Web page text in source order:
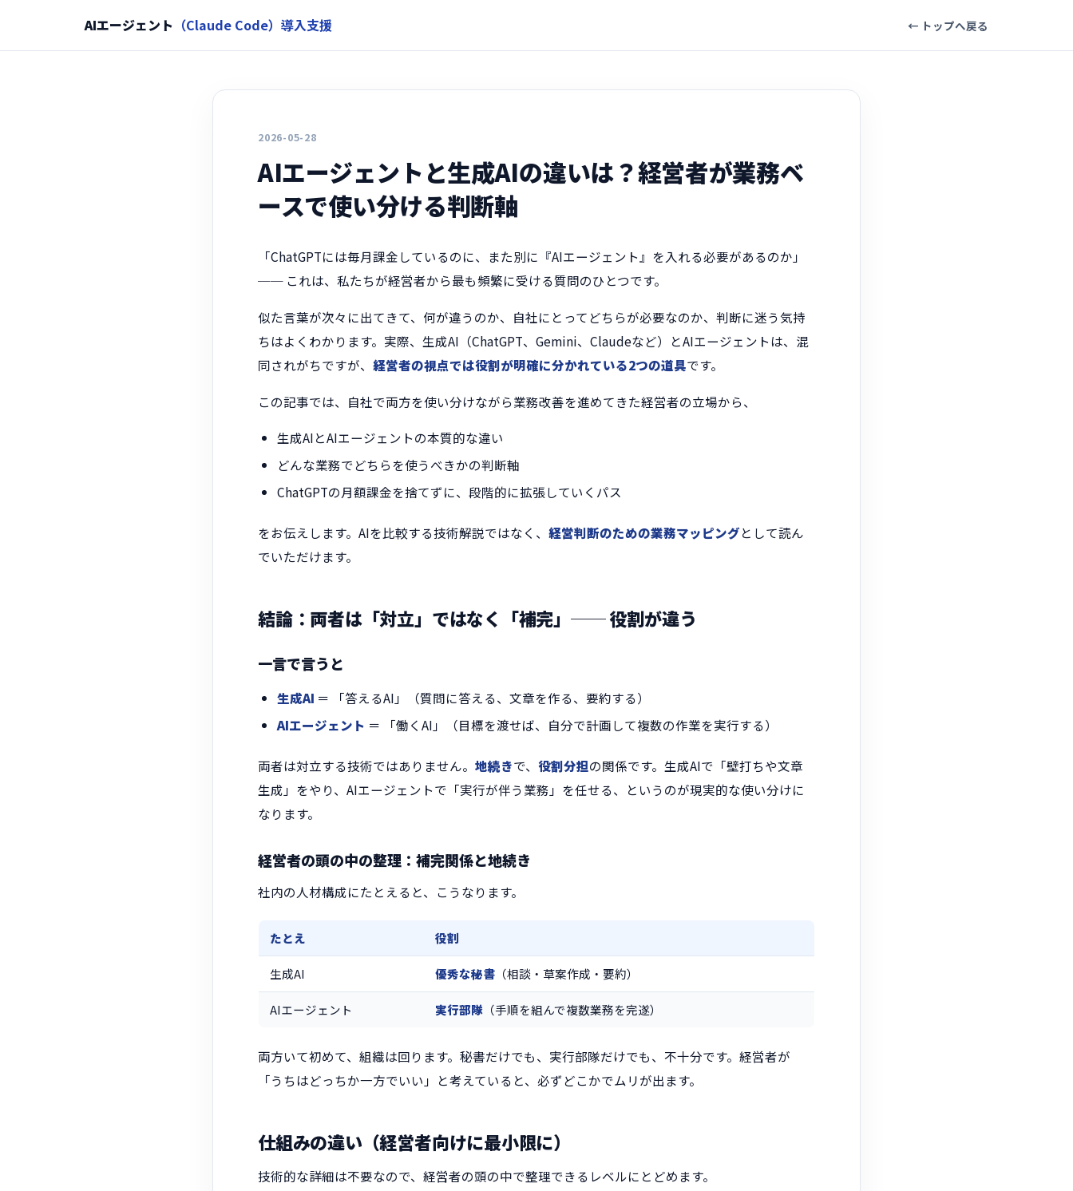
AIエージェント （Claude Code）導入支援 ← トップへ戻る
2026-05-28
AIエージェントと生成AIの違いは？経営者が業務ベ
ースで使い分ける判断軸
「ChatGPTには毎月課金しているのに、また別に『AIエージェント』を入れる必要があるのか」
── これは、私たちが経営者から最も頻繁に受ける質問のひとつです。
似た言葉が次々に出てきて、何が違うのか、自社にとってどちらが必要なのか、判断に迷う気持
ちはよくわかります。実際、生成AI（ChatGPT、Gemini、Claudeなど）とAIエージェントは、混
同されがちですが、 経営者の視点では役割が明確に分かれている2つの道具です。
この記事では、自社で両方を使い分けながら業務改善を進めてきた経営者の立場から、
生成AIとAIエージェントの本質的な違い
どんな業務でどちらを使うべきかの判断軸
ChatGPTの月額課金を捨てずに、段階的に拡張していくパス
をお伝えします。AIを比較する技術解説ではなく、 経営判断のための業務マッピングとして読ん
でいただけます。
結論：両者は「対立」ではなく「補完」── 役割が違う
一言で言うと
生成AI ＝ 「答えるAI」（質問に答える、文章を作る、要約する）
AIエージェント ＝ 「働くAI」（目標を渡せば、自分で計画して複数の作業を実行する）
両者は対立する技術ではありません。 地続きで、 役割分担の関係です。生成AIで「壁打ちや文章
生成」をやり、AIエージェントで「実行が伴う業務」を任せる、というのが現実的な使い分けに
なります。
経営者の頭の中の整理：補完関係と地続き
社内の人材構成にたとえると、こうなります。
たとえ 役割
生成AI 優秀な秘書 （相談・草案作成・要約）
AIエージェント 実行部隊 （手順を組んで複数業務を完遂）
両方いて初めて、組織は回ります。秘書だけでも、実行部隊だけでも、不十分です。経営者が
「うちはどっちか一方でいい」と考えていると、必ずどこかでムリが出ます。
仕組みの違い（経営者向けに最小限に）
技術的な詳細は不要なので、経営者の頭の中で整理できるレベルにとどめます。